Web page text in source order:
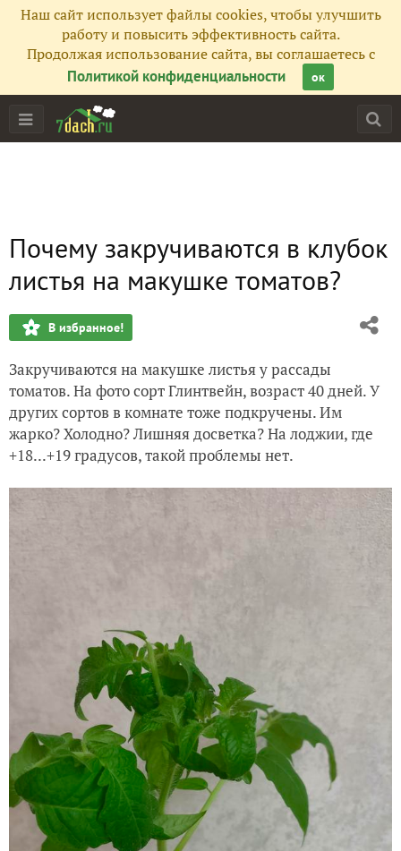
Наш сайт использует файлы cookies, чтобы улучшить
работу и повысить эффективность сайта.
Продолжая использование сайта, вы соглашаетесь с
Политикой конфиденциальности
ок
Почему закручиваются в клубок
листья на макушке томатов?
В избранное!
Закручиваются на макушке листья у рассады
томатов. На фото сорт Глинтвейн, возраст 40 дней. У
других сортов в комнате тоже подкручены. Им
жарко? Холодно? Лишняя досветка? На лоджии, где
+18...+19 градусов, такой проблемы нет.